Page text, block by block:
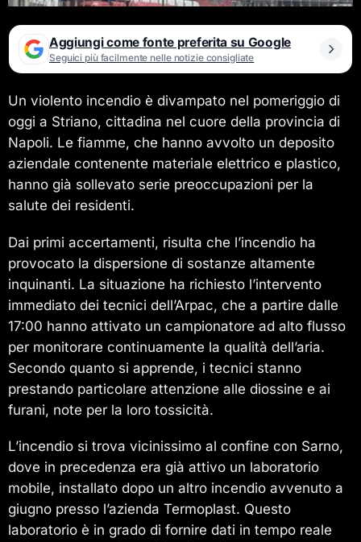
Aggiungi come fonte preferita su Google
Seguici più facilmente nelle notizie consigliate
Un violento incendio è divampato nel pomeriggio di
oggi a Striano, cittadina nel cuore della provincia di
Napoli. Le fiamme, che hanno avvolto un deposito
aziendale contenente materiale elettrico e plastico,
hanno già sollevato serie preoccupazioni per la
salute dei residenti.
Dai primi accertamenti, risulta che l’incendio ha
provocato la dispersione di sostanze altamente
inquinanti. La situazione ha richiesto l’intervento
immediato dei tecnici dell’Arpac, che a partire dalle
17:00 hanno attivato un campionatore ad alto flusso
per monitorare continuamente la qualità dell’aria.
Secondo quanto si apprende, i tecnici stanno
prestando particolare attenzione alle diossine e ai
furani, note per la loro tossicità.
L’incendio si trova vicinissimo al confine con Sarno,
dove in precedenza era già attivo un laboratorio
mobile, installato dopo un altro incendio avvenuto a
giugno presso l’azienda Termoplast. Questo
laboratorio è in grado di fornire dati in tempo reale